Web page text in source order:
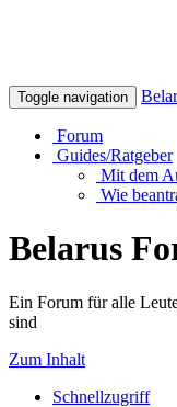
Toggle navigation
Forum
Guides/Ratgeber
Mit dem
Wie
Belarus
Ein Forum für alle
sind
Zum Inhalt
Schnellzugriff